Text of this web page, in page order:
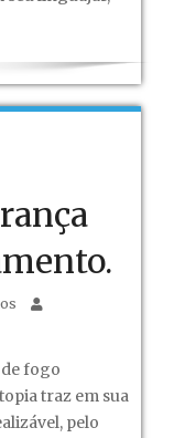
em
falsa
premissa
fogo
traz em sua
pelo